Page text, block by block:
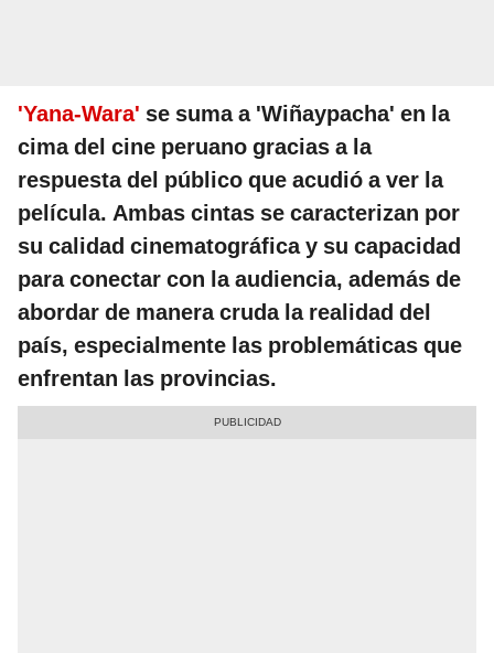
'Yana-Wara' se suma a 'Wiñaypacha' en la
cima del cine peruano gracias a la
respuesta del público que acudió a ver la
película. Ambas cintas se caracterizan por
su calidad cinematográfica y su capacidad
para conectar con la audiencia, además de
abordar de manera cruda la realidad del
país, especialmente las problemáticas que
enfrentan las provincias.